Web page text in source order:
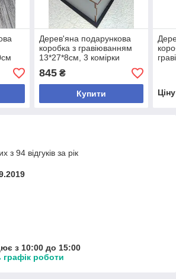
Дерев'яна подарункова
коробка з гравіюванням
13*27*8см, 3 комірки
845₴
Купити
з 94 відгуків за рік
з 10:00 до 15:00
графік роботи